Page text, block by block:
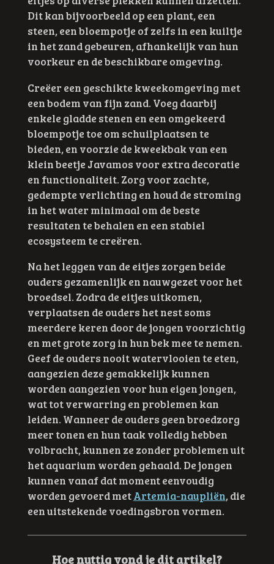
Dit kan bijvoorbeeld op een plant, een
steen, een bloempotje of zelfs in een kuiltje
in het zand gebeuren, afhankelijk van hun
voorkeur en de beschikbare omgeving.
Creëer een geschikte kweekomgeving met
een bodem van fijn zand. Voeg daarbij
enkele gladde stenen en een omgekeerd
bloempotje toe om schuilplaatsen te
bieden, en voorzie de kweekbak van een
klein beetje Javamos voor extra decoratie
en functionaliteit. Zorg voor zachte,
gedempte verlichting en houd de stroming
in het water minimaal om de beste
resultaten te behalen en een stabiel
ecosysteem te creëren.
Na het leggen van de eitjes zorgen beide
ouders gezamenlijk en nauwgezet voor het
broedsel. Zodra de eitjes uitkomen,
verplaatsen de ouders het nest soms
meerdere keren door de jongen voorzichtig
en met grote zorg in hun bek mee te nemen.
Geef de ouders nooit watervlooien te eten,
aangezien deze gemakkelijk kunnen
worden aangezien voor hun eigen jongen,
wat tot verwarring en problemen kan
leiden. Wanneer de ouders geen broedzorg
meer tonen en hun taak volledig hebben
volbracht, kunnen ze zonder problemen uit
het aquarium worden gehaald. De jongen
kunnen vanaf dat moment eenvoudig
worden gevoerd metArtemia-naupliën, die
een uitstekende voedingsbron vormen.
Hoe nuttig vond je dit artikel?